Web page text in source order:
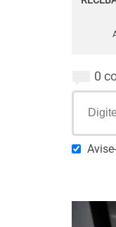
0